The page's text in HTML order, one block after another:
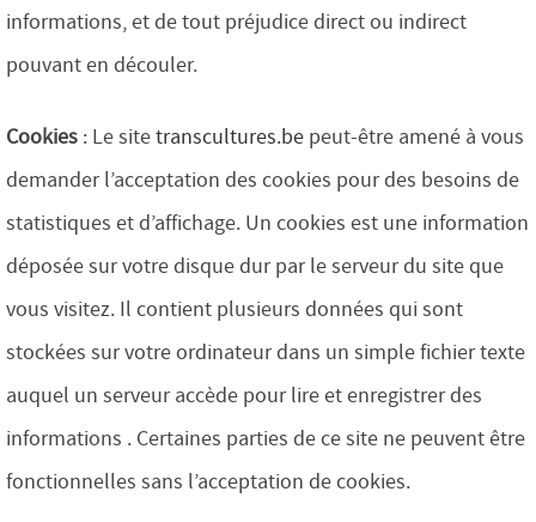
informations, et de tout préjudice direct ou indirect
pouvant en découler.
Cookies : Le sitetranscultures.be peut-être amené à vous
demander l’acceptation des cookies pour des besoins de
statistiques et d’affichage. Un cookies est une information
déposée sur votre disque dur par le serveur du site que
vous visitez. Il contient plusieurs données qui sont
stockées sur votre ordinateur dans un simple fichier texte
auquel un serveur accède pour lire et enregistrer des
informations . Certaines parties de ce site ne peuvent être
fonctionnelles sans l’acceptation de cookies.